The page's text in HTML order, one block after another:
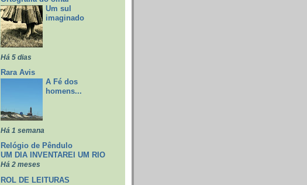
Um sul
imaginado
Há 5 dias
Rara Avis
A Fé dos
homens...
Há 1 semana
Relógio de Pêndulo
UM DIA INVENTAREI UM RIO
Há 2 meses
ROL DE LEITURAS